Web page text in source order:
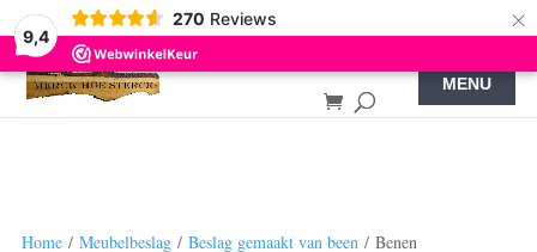
9,4
270 Reviews ×
Home/ Meubelbeslag/ Beslag gemaakt van been/ Benen